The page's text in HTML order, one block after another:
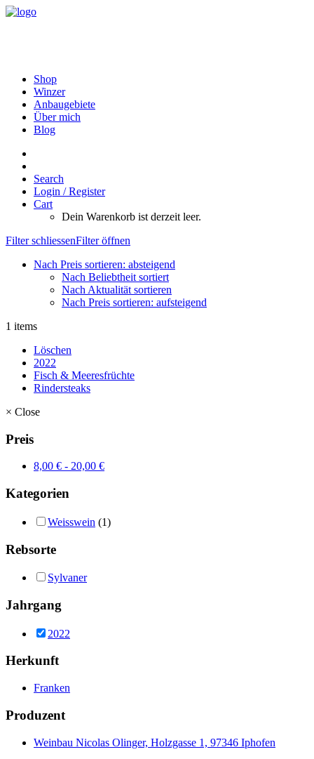
Shop
Winzer
Anbaugebiete
Über mich
Blog
Search
Login / Register
Cart
Dein Warenkorb ist derzeit leer.
Filter schliessenFilter öffnen
Nach Preis sortieren: absteigend
Nach Beliebtheit sortiert
Nach Aktualität sortieren
Nach Preis sortieren: aufsteigend
1 items
Löschen
2022
Fisch & Meeresfrüchte
Rindersteaks
× Close
Preis
8,00 € - 20,00 €
Kategorien
Weisswein (1)
Rebsorte
Sylvaner
Jahrgang
2022
Herkunft
Franken
Produzent
Weinbau Nicolas Olinger, Holzgasse 1, 97346 Iphofen